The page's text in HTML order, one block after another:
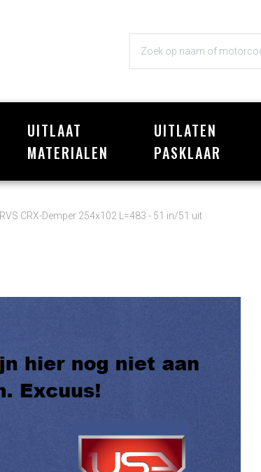
UITLAAT
MATERIALEN
UITLATEN
PASKLAAR
RVS CRX-Demper 254x102 L=483 - 51 in/51 uit